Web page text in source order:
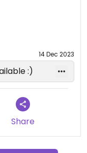
14 Dec 2023
:)
Share